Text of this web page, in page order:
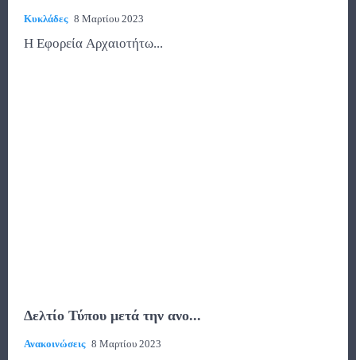
Κυκλάδες 8 Μαρτίου 2023
Η Εφορεία Αρχαιοτήτω...
Δελτίο Τύπου μετά την ανο...
Ανακοινώσεις 8 Μαρτίου 2023